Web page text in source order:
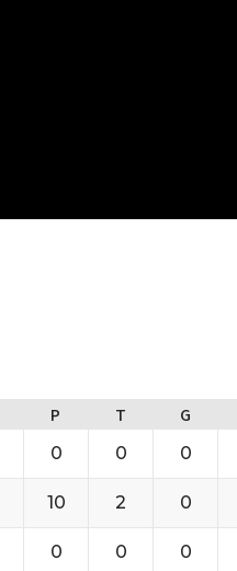
P T G
0 0 0
10 2 0
0 0 0